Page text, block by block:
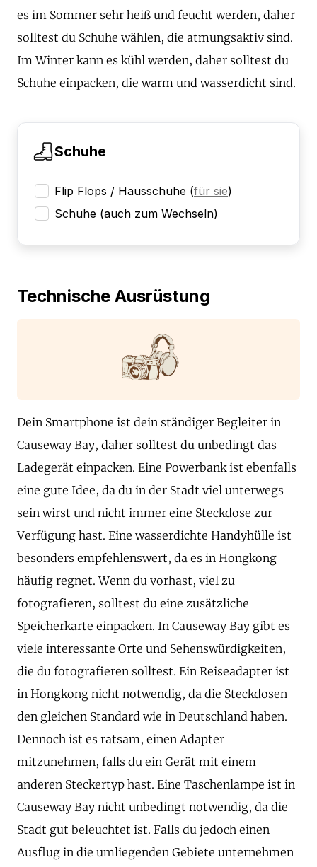
es im Sommer sehr heiß und feucht werden, daher
solltest du Schuhe wählen, die atmungsaktiv sind.
Im Winter kann es kühl werden, daher solltest du
Schuhe einpacken, die warm und wasserdicht sind.
Schuhe
Flip Flops / Hausschuhe (für sie)
Schuhe (auch zum Wechseln)
Technische Ausrüstung
Dein Smartphone ist dein ständiger Begleiter in
Causeway Bay, daher solltest du unbedingt das
Ladegerät einpacken. Eine Powerbank ist ebenfalls
eine gute Idee, da du in der Stadt viel unterwegs
sein wirst und nicht immer eine Steckdose zur
Verfügung hast. Eine wasserdichte Handyhülle ist
besonders empfehlenswert, da es in Hongkong
häufig regnet. Wenn du vorhast, viel zu
fotografieren, solltest du eine zusätzliche
Speicherkarte einpacken. In Causeway Bay gibt es
viele interessante Orte und Sehenswürdigkeiten,
die du fotografieren solltest. Ein Reiseadapter ist
in Hongkong nicht notwendig, da die Steckdosen
den gleichen Standard wie in Deutschland haben.
Dennoch ist es ratsam, einen Adapter
mitzunehmen, falls du ein Gerät mit einem
anderen Steckertyp hast. Eine Taschenlampe ist in
Causeway Bay nicht unbedingt notwendig, da die
Stadt gut beleuchtet ist. Falls du jedoch einen
Ausflug in die umliegenden Gebiete unternehmen